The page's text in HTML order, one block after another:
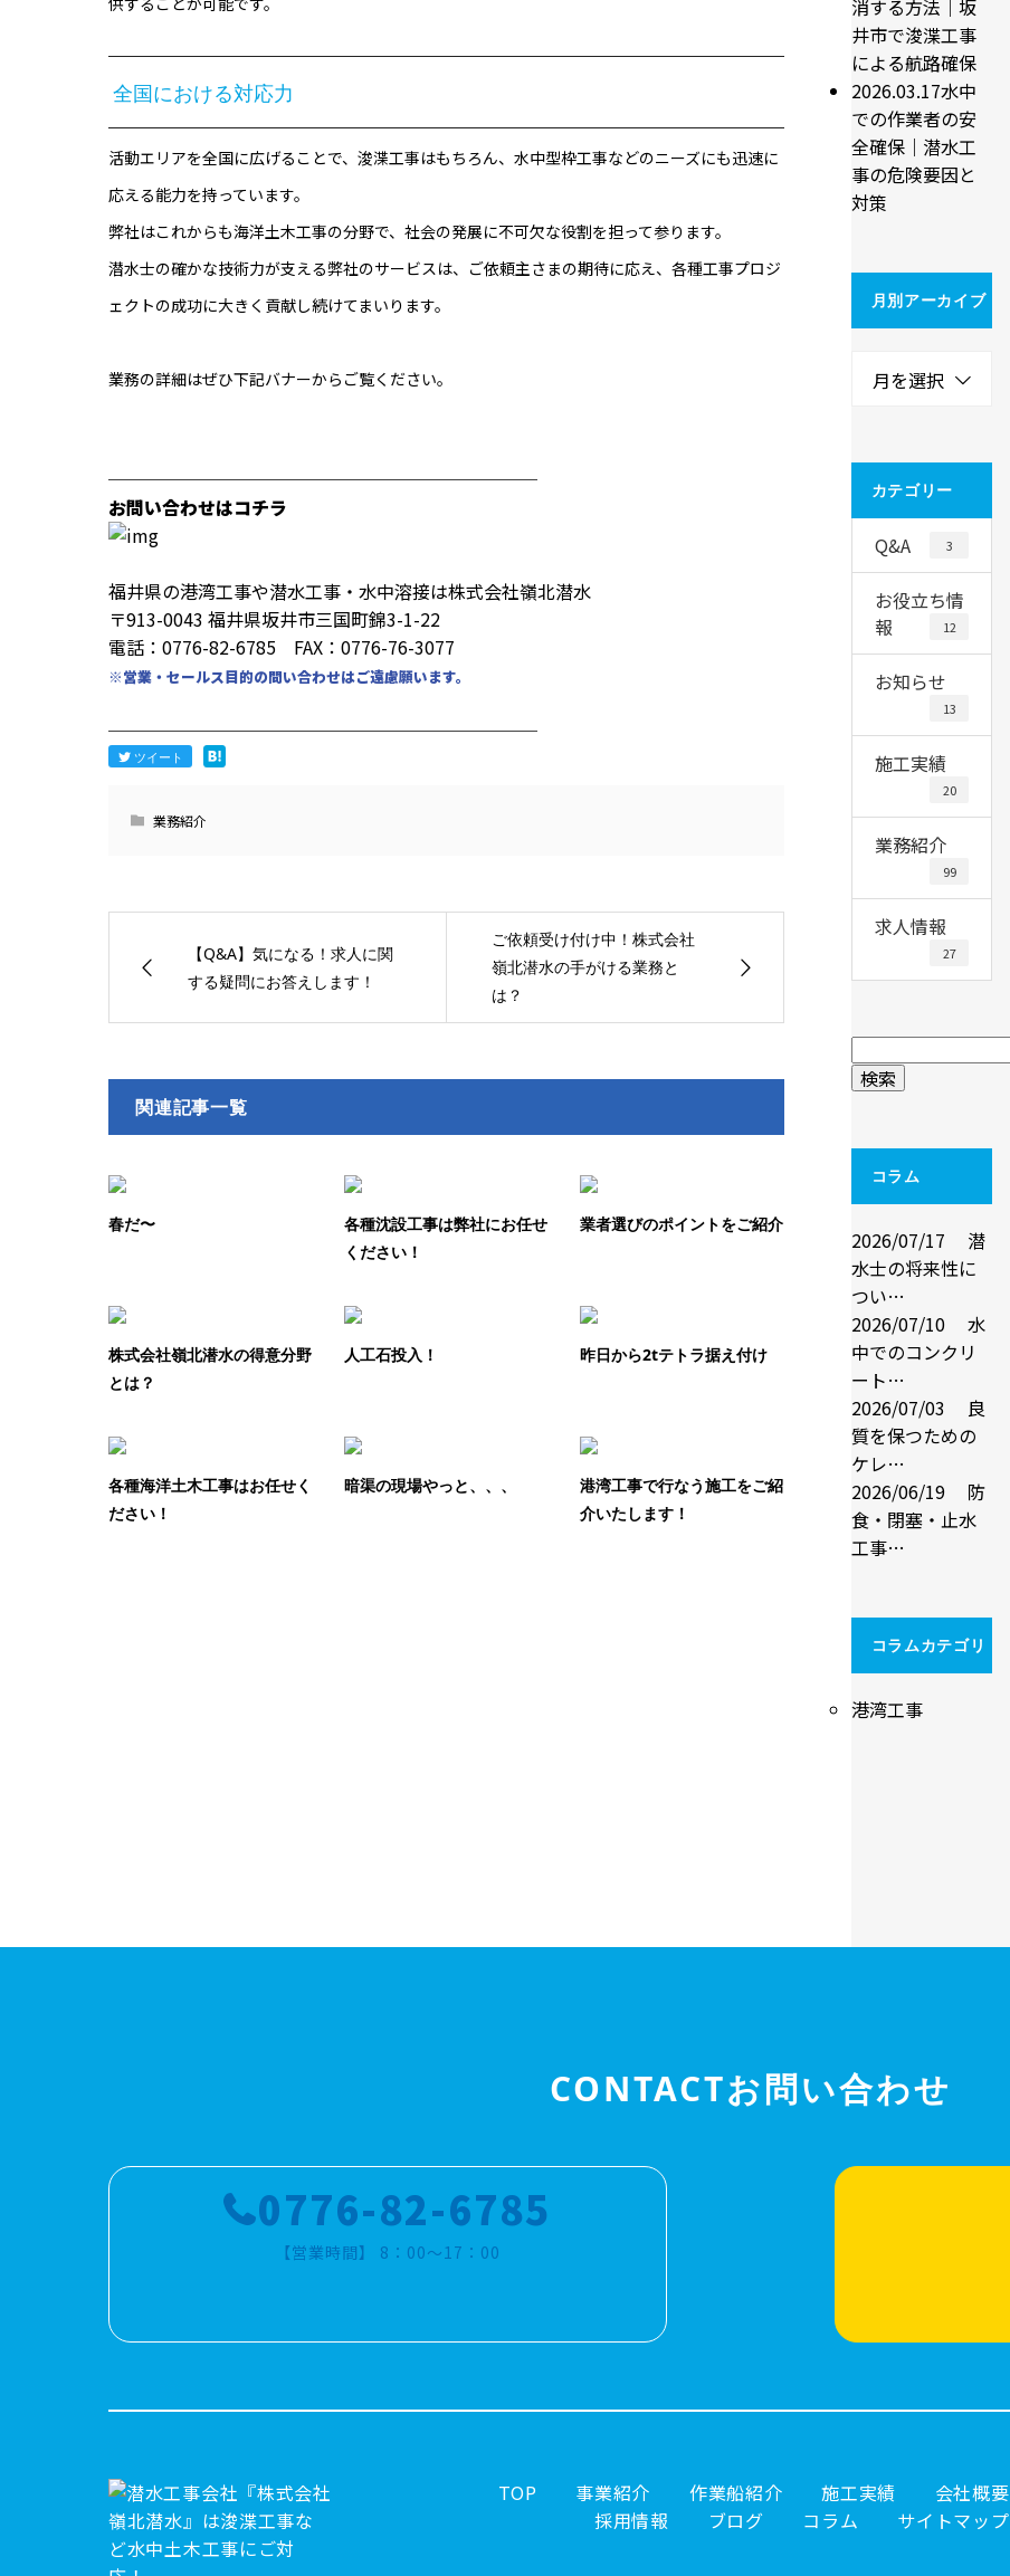
全国における対応力
活動エリアを全国に広げることで、浚渫工事はもちろん、水中型枠工事などのニーズにも迅速に
応える能力を持っています。
弊社はこれからも海洋土木工事の分野で、社会の発展に不可欠な役割を担って参ります。
潜水士の確かな技術力が支える弊社のサービスは、ご依頼主さまの期待に応え、各種工事プロジ
ェクトの成功に大きく貢献し続けてまいります。
業務の詳細はぜひ下記バナーからご覧ください。
────────────────────────
お問い合わせはコチラ
福井県の港湾工事や潜水工事・水中溶接は株式会社嶺北潜水
〒913-0043 福井県坂井市三国町錦3-1-22
電話：0776-82-6785 FAX：0776-76-3077
※営業・セールス目的の問い合わせはご遠慮願います。
────────────────────────
ツイート
業務紹介
【Q&A】気になる！求人に関
する疑問にお答えします！
ご依頼受け付け中！株式会社
嶺北潜水の手がける業務と
は？
関連記事一覧
春だ〜
各種沈設工事は弊社にお任せ
ください！
業者選びのポイントをご紹介
株式会社嶺北潜水の得意分野
とは？
人工石投入！ 昨日から2tテトラ据え付け
各種海洋土木工事はお任せく
ださい！
暗渠の現場やっと、、、
港湾工事で行なう施工をご紹
介いたします！
消する方法｜坂
井市で浚渫工事
による航路確保
2026.03.17水中
での作業者の安
全確保｜潜水工
事の危険要因と
対策
月別アーカイブ
月を選択
カテゴリー
Q&A 3
お役立ち情
報
12
お知らせ
13
施工実績
20
業務紹介
99
求人情報
27
コラム
2026/07/17
潜
水士の将来性に
つい…
2026/07/10
水
中でのコンクリ
ート…
2026/07/03
良
質を保つための
ケレ…
2026/06/19
防
食・閉塞・止水
工事…
コラムカテゴリ
港湾工事
CONTACTお問い合わせ
0776-82-6785
【営業時間】 8：00～17：00
TOP 事業紹介 作業船紹介 施工実績
会社概要
採用情報
ブログ コラム サイトマップ